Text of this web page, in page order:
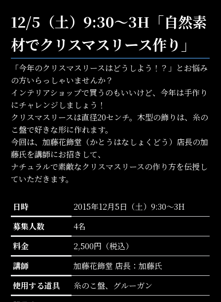
12/5（土）9:30～3H「自然素
材でクリスマスリース作り」
「今年のクリスマスリースはどうしよう！？」とお悩み
の方いらっしゃいませんか？
インテリアショップで買うのもいいけど、今年は手作り
にチャレンジしましょう！
クリスマスリースは直径20センチ。木型の飾りは、糸の
こ盤で好きな形に作れます。
今回は、加藤花飾堂（かとうはなしょくどう）店長の加
藤氏を講師にお招きして、
ナチュラルで素敵なクリスマスリースの作り方を伝授し
ていただきます。
日時
2015年12月5日（土）9:30～3H
募集人数
4名
料金
2,500円（税込）
講師
加藤花飾堂 店長：加藤氏
使用する道具
糸のこ盤、グルーガン